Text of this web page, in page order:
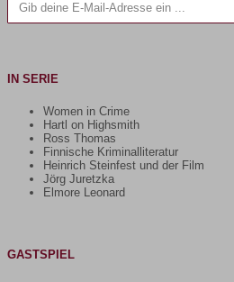
IN SERIE
Women in Crime
Hartl on Highsmith
Ross Thomas
Finnische Kriminalliteratur
Heinrich Steinfest und der Film
Jörg Juretzka
Elmore Leonard
GASTSPIEL